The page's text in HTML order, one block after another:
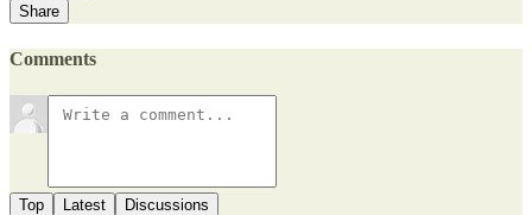
Share
Comments
Top Latest Discussions